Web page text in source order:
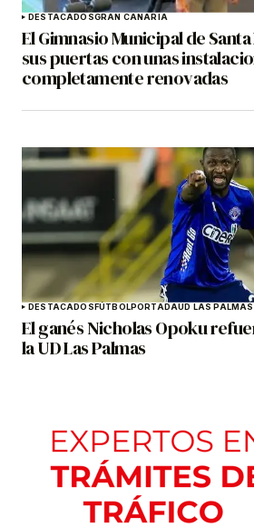
DESTACADOSGRAN CANARIA
El Gimnasio Municipal de
sus puertas con unas
completamente renovadas
DESTACADOSFÚTBOLPORTADAUD LAS PALMAS
El ganés Nicholas Opoku
la UD Las Palmas